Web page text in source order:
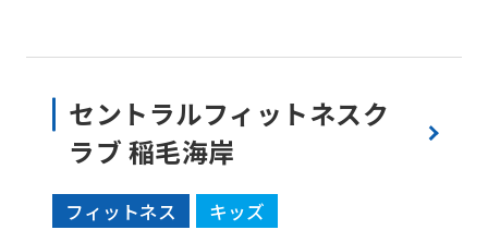
セントラルフィットネスク
ラブ 稲毛海岸
フィットネス キッズ